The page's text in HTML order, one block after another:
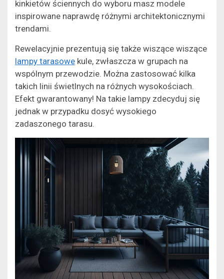
kinkietów ściennych do wyboru masz modele
inspirowane naprawdę różnymi architektonicznymi
trendami.
Rewelacyjnie prezentują się także wiszące wiszące
lampy tarasowe kule, zwłaszcza w grupach na
wspólnym przewodzie. Można zastosować kilka
takich linii świetlnych na różnych wysokościach.
Efekt gwarantowany! Na takie lampy zdecyduj się
jednak w przypadku dosyć wysokiego
zadaszonego tarasu.